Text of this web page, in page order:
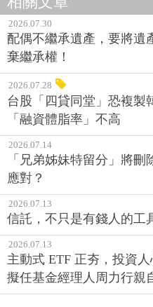
2026.07.30
配偶不繼承遺產，要將遺
棄繼承權！
2026.07.28
台股「四貸同堂」恐複製
「融資體脂率」不高
2026.07.14
「兄弟姊妹特留分」將
應對？
2026.07.13
信託，不只是有錢人的工
2026.07.13
主動式 ETF 正夯，投資
擬任基金經理人周力行親